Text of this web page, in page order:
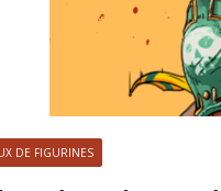
DE FIGURINES